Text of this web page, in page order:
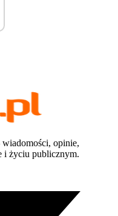
opinie,
i życiu publicznym.